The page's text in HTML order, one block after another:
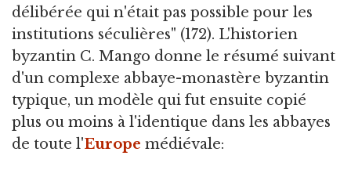
délibérée qui n'était pas possible pour les
institutions séculières" (172). L'historien
byzantin C. Mango donne le résumé suivant
d'un complexe abbaye-monastère byzantin
typique, un modèle qui fut ensuite copié
plus ou moins à l'identique dans les abbayes
de toute l'Europe médiévale: